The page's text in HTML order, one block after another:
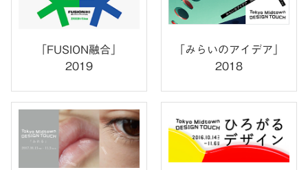
「FUSION融合」
2019
「みらいのアイデア」
2018